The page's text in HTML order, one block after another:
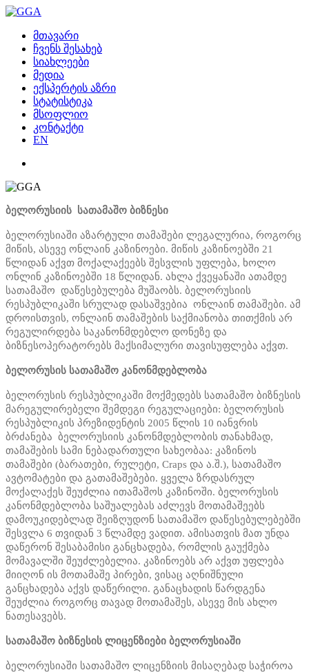
მთავარი
ჩვენს შესახებ
სიახლეები
მედია
ექსპერტის აზრი
სტატისტიკა
მსოფლიო
კონტაქტი
EN
ბელორუსიის სათამაშო ბიზნესი
ბელორუსიაში აზარტული თამაშები ლეგალურია, როგორც
მიწის, ასევე ონლაინ კაზინოები. მიწის კაზინოებში 21
წლიდან აქვთ მოქალაქეებს შესვლის უფლება, ხოლო
ონლინ კაზინოებში 18 წლიდან. ახლა ქვეყანაში ათამდე
სათამაშო დაწესებულება მუშაობს. ბელორუსიის
რესპუბლიკაში სრულად დასაშვებია ონლაინ თამაშები. ამ
დროისთვის, ონლაინ თამაშების საქმიანობა თითქმის არ
რეგულირდება საკანონმდებლო დონეზე და
ბიზნესოპერატორებს მაქსიმალური თავისუფლება აქვთ.
ბელორუსის სათამაშო კანონმდებლობა
ბელორუსის რესპუბლიკაში მოქმედებს სათამაშო ბიზნესის
მარეგულირებელი შემდეგი რეგულაციები: ბელორუსის
რესპუბლიკის პრეზიდენტის 2005 წლის 10 იანვრის
ბრძანება ბელორუსიის კანონმდებლობის თანახმად,
თამაშების სამი ნებადართული სახეობაა: კაზინოს
თამაშები (ბარათები, რულეტი, Craps და ა.შ.), სათამაშო
ავტომატები და გათამაშებები. ყველა ზრდასრულ
მოქალაქეს შეუძლია ითამაშოს კაზინოში. ბელორუსის
კანონმდებლობა საშუალებას აძლევს მოთამაშეებს
დამოუკიდებლად შეიზღუდონ სათამაშო დაწესებულებებში
შესვლა 6 თვიდან 3 წლამდე ვადით. ამისათვის მათ უნდა
დაწერონ შესაბამისი განცხადება, რომლის გაუქმება
მომავალში შეუძლებელია. კაზინოებს არ აქვთ უფლება
მიიღონ ის მოთამაშე პირები, ვისაც აღნიშნული
განცხადება აქვს დაწერილი. განაცხადის წარდგენა
შეუძლია როგორც თავად მოთამაშეს, ასევე მის ახლო
ნათესავებს.
სათამაშო ბიზნესის ლიცენზიები ბელორუსიაში
ბელორუსიაში სათამაშო ლიცენზიის მისაღებად საჭიროა